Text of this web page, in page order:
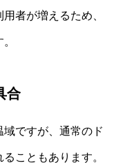
者が増えるため、
合
ですが、通常のド
こともあります。